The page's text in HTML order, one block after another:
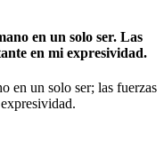
en un solo ser. Las
en mi expresividad.
en un solo ser; las fuerzas